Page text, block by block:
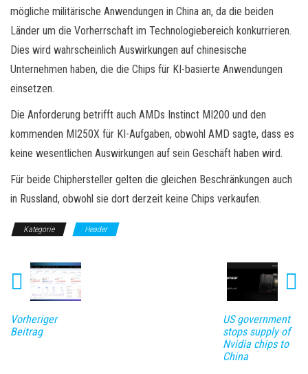
mögliche militärische Anwendungen in China an, da die beiden
Länder um die Vorherrschaft im Technologiebereich konkurrieren.
Dies wird wahrscheinlich Auswirkungen auf chinesische
Unternehmen haben, die die Chips für KI-basierte Anwendungen
einsetzen.
Die Anforderung betrifft auch AMDs Instinct MI200 und den
kommenden MI250X für KI-Aufgaben, obwohl AMD sagte, dass es
keine wesentlichen Auswirkungen auf sein Geschäft haben wird.
Für beide Chiphersteller gelten die gleichen Beschränkungen auch
in Russland, obwohl sie dort derzeit keine Chips verkaufen.
Kategorie Header
Vorheriger
Beitrag
US government
stops supply of
Nvidia chips to
China